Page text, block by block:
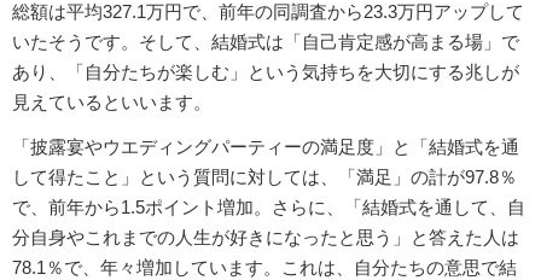
総額は平均327.1万円で、前年の同調査から23.3万円アップして
いたそうです。そして、結婚式は「自己肯定感が高まる場」で
あり、「自分たちが楽しむ」という気持ちを大切にする兆しが
見えているといいます。
「披露宴やウエディングパーティーの満足度」と「結婚式を通
して得たこと」という質問に対しては、「満足」の計が97.8％
で、前年から1.5ポイント増加。さらに、「結婚式を通して、自
分自身やこれまでの人生が好きになったと思う」と答えた人は
78.1％で、年々増加しています。これは、自分たちの意思で結